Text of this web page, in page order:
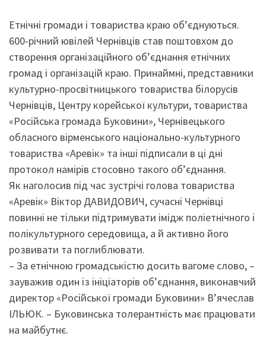
Етнічні громади і товариства краю об’єднуються.
600-річний ювілей Чернівців став поштовхом до
створення організаційного об’єднання етнічних
громад і організацій краю. Принаймні, представники
культурно-просвітницького товариства білорусів
Чернівців, Центру корейської культури, товариства
«Російська громада Буковини», Чернівецького
обласного вірменського національно-культурного
товариства «Аревік» та інші підписали в ці дні
протокол намірів стосовно такого об’єднання.
Як наголосив під час зустрічі голова товариства
«Аревік» Віктор ДАВИДОВИЧ, сучасні Чернівці
повинні не тільки підтримувати імідж поліетнічного і
полікультурного середовища, а й активно його
розвивати та поглиблювати.
– За етнічною громадськістю досить вагоме слово, –
зауважив один із ініціаторів об’єднання, виконавчий
директор «Російської громади Буковини» В’ячеслав
ІЛЬЮК. – Буковинська толерантність має працювати
на майбутнє.